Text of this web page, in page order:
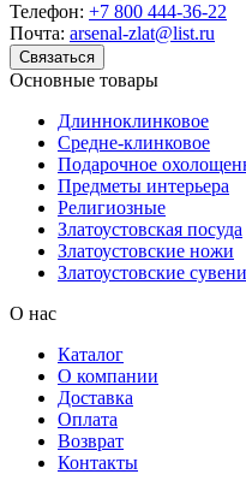
Телефон: +7 800 444-36-22
Почта: arsenal-zlat@list.ru
Связаться
Основные товары
Длинноклинковое
Средне-клинковое
Подарочное
Предметы интерьера
Религиозные
Златоустовская посуда
Златоустовские ножи
Златоустовские
О нас
Каталог
О компании
Доставка
Оплата
Возврат
Контакты